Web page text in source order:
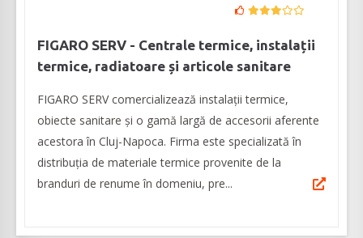
FIGARO SERV - Centrale termice, instalații
termice, radiatoare și articole sanitare
FIGARO SERV comercializează instalații termice,
obiecte sanitare și o gamă largă de accesorii aferente
acestora în Cluj-Napoca. Firma este specializată în
distribuția de materiale termice provenite de la
branduri de renume în domeniu, pre...